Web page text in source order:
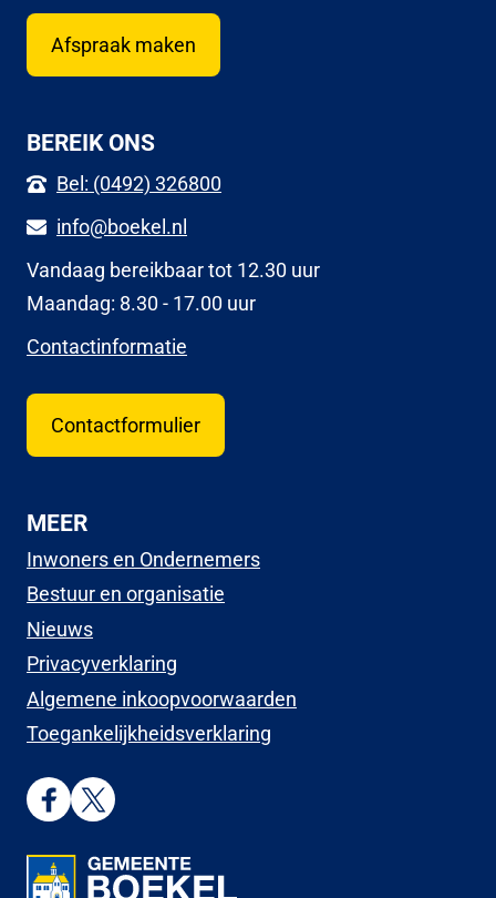
Afspraak maken
BEREIK ONS
Bel: (0492) 326800
info@boekel.nl
Vandaag bereikbaar tot 12.30 uur
Maandag: 8.30 - 17.00 uur
Contactinformatie
Contactformulier
MEER
Inwoners en Ondernemers
Bestuur en organisatie
Nieuws
Privacyverklaring
Algemene inkoopvoorwaarden
Toegankelijkheidsverklaring